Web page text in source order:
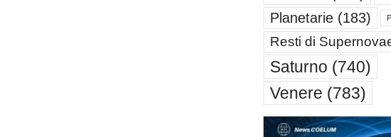
Planetarie(183)
Resti di
Saturno (740)
Venere (783)